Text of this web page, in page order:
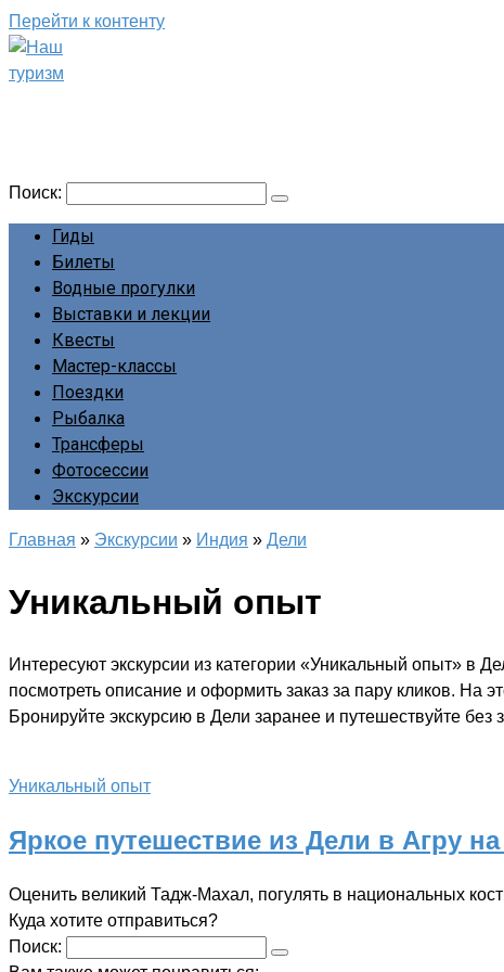
Перейти к контенту
Поиск:
Гиды
Билеты
Водные прогулки
Выставки и лекции
Квесты
Мастер-классы
Поездки
Рыбалка
Трансферы
Фотосессии
Экскурсии
Главная » Экскурсии » Индия » Дели
Уникальный опыт
Интересуют экскурсии из категории «Уникальный опыт»
посмотреть описание и оформить заказ за пару кликов.
Бронируйте экскурсию в Дели заранее и путешествуйте без
Уникальный опыт
Яркое путешествие из Дели в Агру на
Оценить великий Тадж-Махал, погулять в национальных
Куда хотите отправиться?
Поиск: